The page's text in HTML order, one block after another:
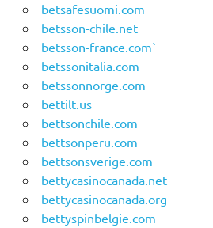
betsafesuomi.com
betsson-chile.net
betsson-france.com`
betssonitalia.com
betssonnorge.com
bettilt.us
bettsonchile.com
bettsonperu.com
bettsonsverige.com
bettycasinocanada.net
bettycasinocanada.org
bettyspinbelgie.com